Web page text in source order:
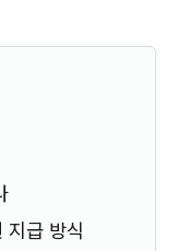
지급 방식